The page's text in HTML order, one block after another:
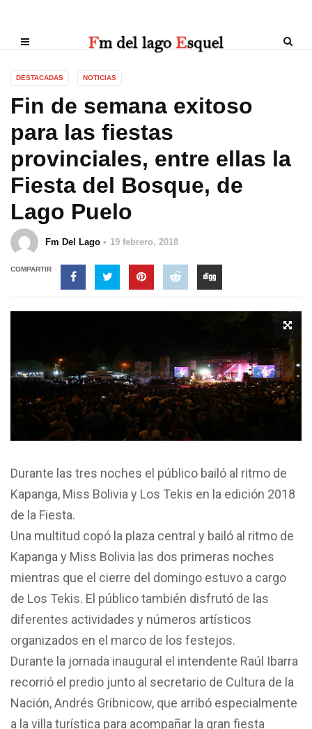
DESTACADAS NOTICIAS
Fin de semana exitoso
para las fiestas
provinciales, entre ellas la
Fiesta del Bosque, de
Lago Puelo
Fm Del Lago 19 febrero, 2018
COMPARTIR
Durante las tres noches el público bailó al ritmo de
Kapanga, Miss Bolivia y Los Tekis en la edición 2018
de la Fiesta.
Una multitud copó la plaza central y bailó al ritmo de
Kapanga y Miss Bolivia las dos primeras noches
mientras que el cierre del domingo estuvo a cargo
de Los Tekis. El público también disfrutó de las
diferentes actividades y números artísticos
organizados en el marco de los festejos.
Durante la jornada inaugural el intendente Raúl Ibarra
recorrió el predio junto al secretario de Cultura de la
Nación, Andrés Gribnicow, que arribó especialmente
a la villa turística para acompañar la gran fiesta